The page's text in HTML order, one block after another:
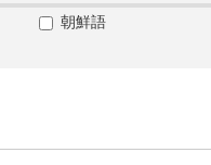
朝鮮語